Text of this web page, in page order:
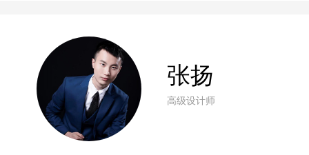
张扬
高级设计师